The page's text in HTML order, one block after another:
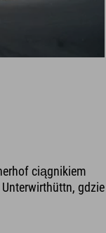
ciągnikiem
gdzie